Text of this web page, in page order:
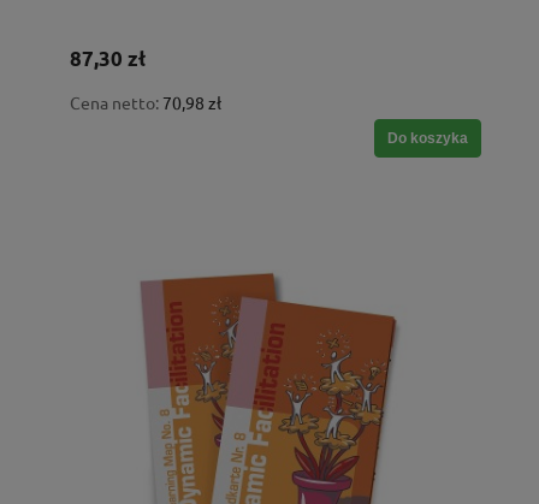
87,30 zł
Cena netto: 70,98 zł
Do koszyka